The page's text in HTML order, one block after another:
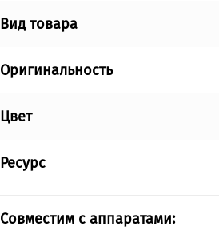
Вид товара
Оригинальность
Цвет
Ресурс
Совместим с аппаратами: